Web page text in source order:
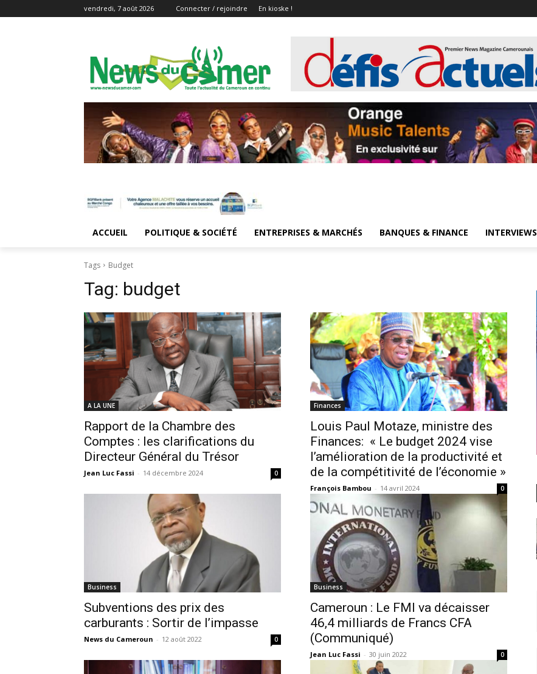
vendredi, 7 août 2026 Connecter / rejoindre En kioske !
ACCUEIL POLITIQUE & SOCIÉTÉ ENTREPRISES & MARCHÉS BANQUES & FINANCE INTERVIEWS
Tags Budget
Tag: budget
A LA UNE
Rapport de la Chambre des
Comptes : les clarifications du
Directeur Général du Trésor
Jean Luc Fassi - 14 décembre 2024 0
Finances
Louis Paul Motaze, ministre des
Finances: « Le budget 2024 vise
l’amélioration de la productivité et
de la compétitivité de l’économie »
François Bambou - 14 avril 2024 0
Business
Subventions des prix des
carburants : Sortir de l’impasse
News du Cameroun - 12 août 2022 0
Business
Cameroun : Le FMI va décaisser
46,4 milliards de Francs CFA
(Communiqué)
Jean Luc Fassi - 30 juin 2022 0